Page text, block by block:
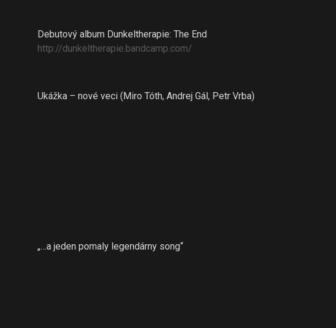
Debutový album Dunkeltherapie: The End
http://dunkeltherapie.bandcamp.com/
Ukážka – nové veci (Miro Tóth, Andrej Gál, Petr Vrba)
„…a jeden pomaly legendárny song“